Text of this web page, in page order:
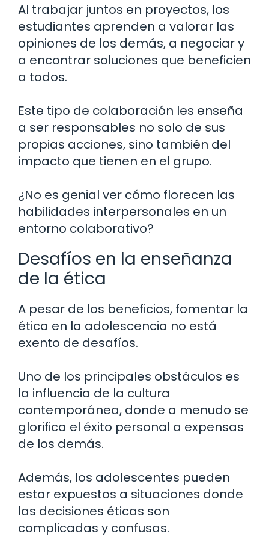
Al trabajar juntos en proyectos, los
estudiantes aprenden a valorar las
opiniones de los demás, a negociar y
a encontrar soluciones que beneficien
a todos.
Este tipo de colaboración les enseña
a ser responsables no solo de sus
propias acciones, sino también del
impacto que tienen en el grupo.
¿No es genial ver cómo florecen las
habilidades interpersonales en un
entorno colaborativo?
Desafíos en la enseñanza
de la ética
A pesar de los beneficios, fomentar la
ética en la adolescencia no está
exento de desafíos.
Uno de los principales obstáculos es
la influencia de la cultura
contemporánea, donde a menudo se
glorifica el éxito personal a expensas
de los demás.
Además, los adolescentes pueden
estar expuestos a situaciones donde
las decisiones éticas son
complicadas y confusas.